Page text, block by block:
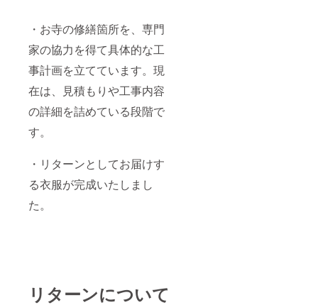
・お寺の修繕箇所を、専門
家の協力を得て具体的な工
事計画を立てています。現
在は、見積もりや工事内容
の詳細を詰めている段階で
す。
・リターンとしてお届けす
る衣服が完成いたしまし
た。
リターンについて